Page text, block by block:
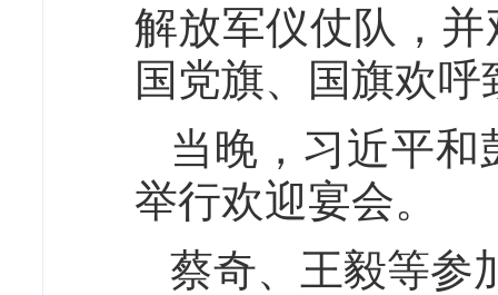
解放军仪仗队，
国党旗、国旗欢呼
当晚，习近平
举行欢迎宴会。
蔡奇、王毅等参